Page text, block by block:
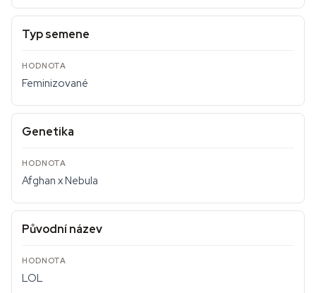
Typ semene
Feminizované
Genetika
Afghan x Nebula
Původní název
LOL